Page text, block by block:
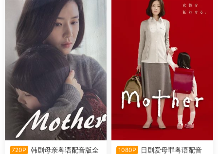
720P 韩剧母亲粤语配音版全 1080P 日剧爱母罪粤语配音